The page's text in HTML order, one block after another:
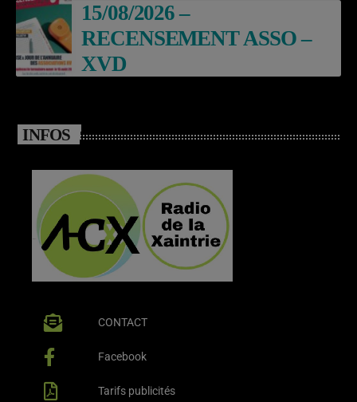
15/08/2026 –
RECENSEMENT ASSO –
XVD
INFOS
CONTACT
Facebook
Tarifs publicités